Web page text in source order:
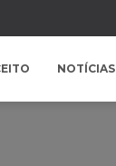
NOTÍCIAS